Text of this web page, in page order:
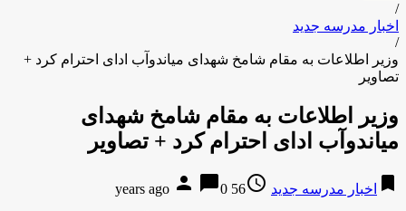
/
اخبار مدرسه جدید
/
وزیر اطلاعات به مقام شامخ شهدای میاندوآب ادای احترام کرد +
تصاویر
وزیر اطلاعات به مقام شامخ شهدای
میاندوآب ادای احترام کرد + تصاویر
bookmark اخبار مدرسه جدید access_time
56 years ago
person chat_bubble0